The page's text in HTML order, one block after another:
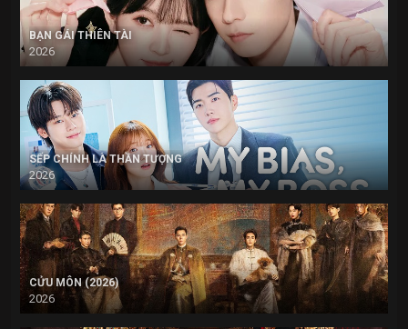
BẠN GÁI THIÊN TÀI
2026
SẾP CHÍNH LÀ THẦN TƯỢNG
2026
CỬU MÔN (2026)
2026